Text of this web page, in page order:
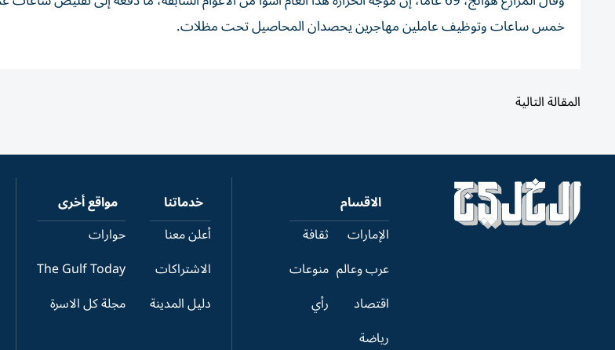
خمس ساعات وتوظيف عاملين مهاجرين يحصدان المحاصيل تحت مظلات.
المقالة التالية
الاقسام
الإمارات
عرب وعالم
اقتصاد
رياضة
ثقافة
منوعات
رأي
خدماتنا
أعلن معنا
الاشتراكات
دليل المدينة
مواقع أخرى
حوارات
The Gulf Today
مجلة كل الاسرة